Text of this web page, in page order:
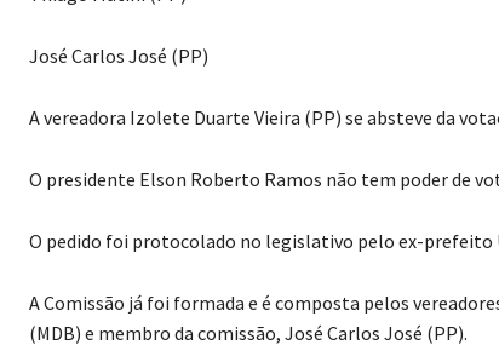
José Carlos José (PP)
A vereadora Izolete Duarte Vieira (PP) se absteve da
O presidente Elson Roberto Ramos não tem poder de
O pedido foi protocolado no legislativo pelo ex-prefeito
A Comissão já foi formada e é composta pelos
(MDB) e membro da comissão, José Carlos José (PP).